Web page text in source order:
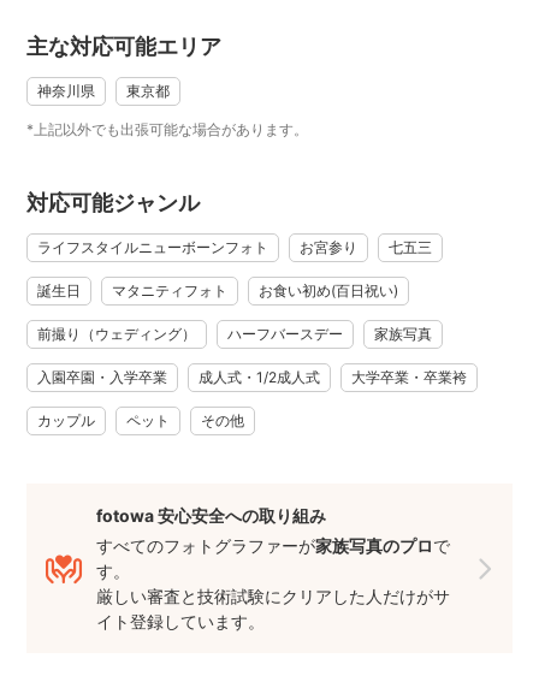
2016年 宮古島エコマラソン42.195km完走🏃
好きなものは山歩きとイルカと泳ぐこと、ピアノに三線、ペ
そしてその時にしかない何気なくも尊い瞬間を
その場の空気感と情景と一緒にいつも通りの自然体でありの
ままの姿をひとつヒトツ丁寧に切り取り撮影していくことを
大切にしています。
ご自宅の壁や写真棚、机の上にいつまでも置いておきたくな
るお写真をお届けできますように。
よろしくどうぞお願い致します。
＊＊＊予約について＊＊＊
撮影の確定までは、
メッセージ→僕からの返信→ご予約手続き→撮影確定
この流れになります。
ご予約をご希望の方はお時間を頂戴して恐れ入りますがこち
主な対応可能エリア
神奈川県 東京都
*上記以外でも出張可能な場合があります。
対応可能ジャンル
ライフスタイルニューボーンフォト お宮参り 七五三
誕生日 マタニティフォト お食い初め(百日祝い)
前撮り（ウェディング） ハーフバースデー 家族写真
入園卒園・入学卒業 成人式・1/2成人式 大学卒業・卒業袴
カップル ペット その他
fotowa 安心安全への取り組み
すべてのフォトグラファーが家族写真のプロで
す。
厳しい審査と技術試験にクリアした人だけがサ
イト登録しています。